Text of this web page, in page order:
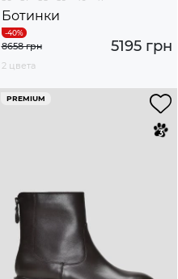
Ботинки
5195 грн
8658 грн
2 цвета
PREMIUM